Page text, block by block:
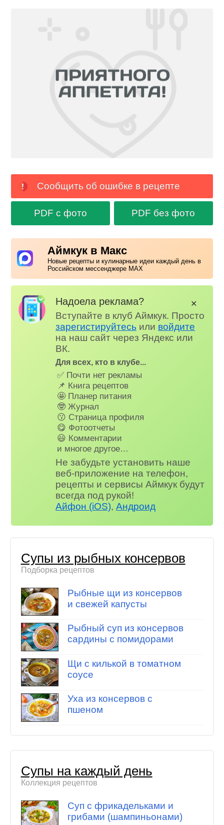
Сообщить об ошибке в рецепте
PDF с фото PDF без фото
Аймкук в Макс
Новые рецепты и кулинарные идеи каждый день в
Российском мессенджере MAX
Надоела реклама?
Вступайте в клуб Аймкук. Просто
зарегистируйтесь или войдите
на наш сайт через Яндекс или
ВК.
Для всех, кто в клубе...
✅ Почти нет рекламы
📌 Книга рецептов
🤩 Планер питания
🤓 Журнал
😗 Страница профиля
😋 Фотоотчеты
😃 Комментарии
и многое другое…
Не забудьте установить наше
веб-приложение на телефон,
рецепты и сервисы Аймкук будут
всегда под рукой!
Айфон (iOS),Андроид
✕
Супы из рыбных консервов
Подборка рецептов
Рыбные щи из консервов
и свежей капусты
Рыбный суп из консервов
сардины с помидорами
Щи с килькой в томатном
соусе
Уха из консервов с
пшеном
Супы на каждый день
Коллекция рецептов
Суп с фрикадельками и
грибами (шампиньонами)